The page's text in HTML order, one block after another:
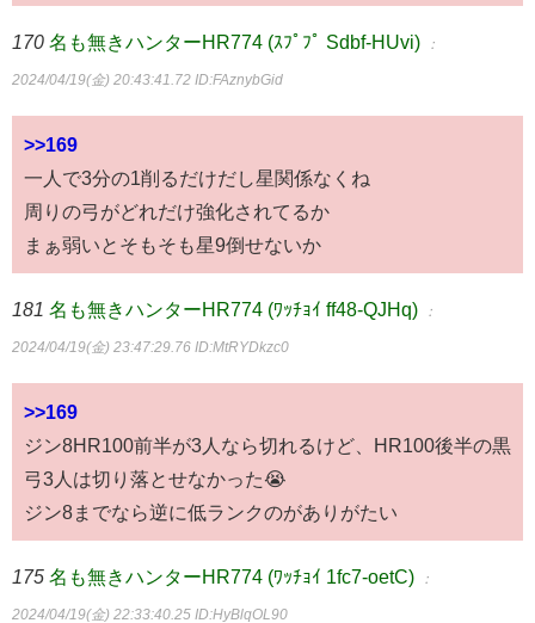
170 名も無きハンターHR774 (ｽﾌﾟﾌﾟ Sdbf-HUvi) ：
2024/04/19(金) 20:43:41.72 ID:FAznybGid
>>169
一人で3分の1削るだけだし星関係なくね
周りの弓がどれだけ強化されてるか
まぁ弱いとそもそも星9倒せないか
181 名も無きハンターHR774 (ﾜｯﾁｮｲ ff48-QJHq) ：
2024/04/19(金) 23:47:29.76 ID:MtRYDkzc0
>>169
ジン8HR100前半が3人なら切れるけど、HR100後半の黒
弓3人は切り落とせなかった😭
ジン8までなら逆に低ランクのがありがたい
175 名も無きハンターHR774 (ﾜｯﾁｮｲ 1fc7-oetC) ：
2024/04/19(金) 22:33:40.25 ID:HyBlqOL90